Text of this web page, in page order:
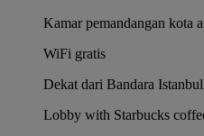
Kamar pemandangan kota
WiFi gratis
Dekat dari Bandara Istanbul
Lobby with Starbucks